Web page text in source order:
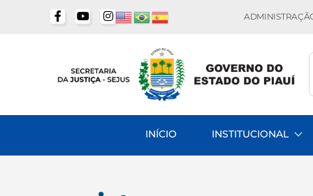
INÍCIO INSTITUCIONAL